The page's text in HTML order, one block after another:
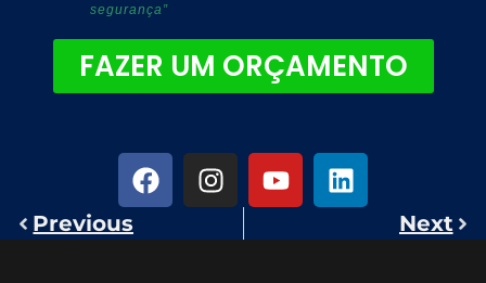
segurança”
FAZER UM ORÇAMENTO
Previous Next